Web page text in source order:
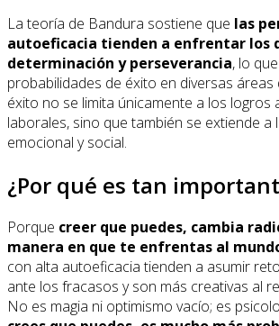
La teoría de Bandura sostiene que las
autoeficacia tienden a enfrentar los
determinación y perseverancia, lo
probabilidades de éxito en diversas áreas
éxito no se limita únicamente a los logros
laborales, sino que también se extiende a
emocional y social.
¿Por qué es tan
Porque creer que puedes, cambia
manera en que te enfrentas al
con alta autoeficacia tienden a asumir
ante los fracasos y son más creativas al
No es magia ni optimismo vacío; es